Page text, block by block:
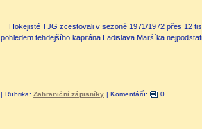
Hokejisté TJG zcestovali v sezoně 1971/1972 přes 12
pohledem tehdejšího kapitána Ladislava Maršíka
| Rubrika: Zahraniční zápisníky | Komentářů: 0